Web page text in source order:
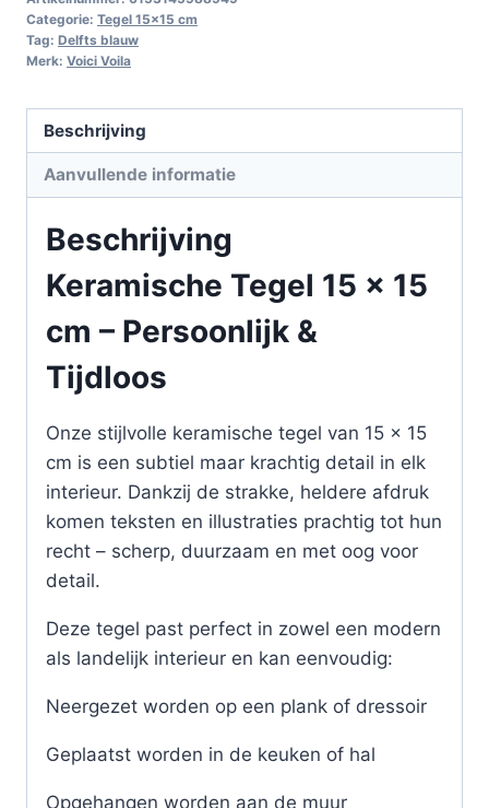
Categorie: Tegel 15x15 cm
Tag: Delfts blauw
Merk: Voici Voila
Beschrijving
Aanvullende informatie
Beschrijving
Keramische Tegel 15 x 15
cm – Persoonlijk &
Tijdloos
Onze stijlvolle keramische tegel van 15 x 15
cm is een subtiel maar krachtig detail in elk
interieur. Dankzij de strakke, heldere afdruk
komen teksten en illustraties prachtig tot hun
recht – scherp, duurzaam en met oog voor
detail.
Deze tegel past perfect in zowel een modern
als landelijk interieur en kan eenvoudig:
Neergezet worden op een plank of dressoir
Geplaatst worden in de keuken of hal
Opgehangen worden aan de muur